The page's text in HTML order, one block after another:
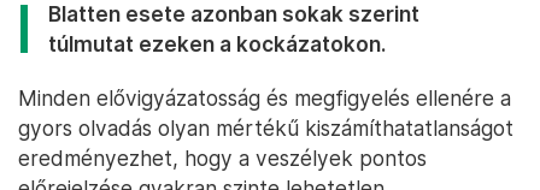
Blatten esete azonban sokak szerint
túlmutat ezeken a kockázatokon.
Minden elővigyázatosság és megfigyelés ellenére a
gyors olvadás olyan mértékű kiszámíthatatlanságot
eredményezhet, hogy a veszélyek pontos